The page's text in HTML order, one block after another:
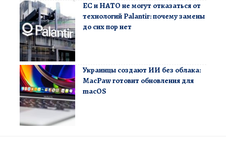
ЕС и НАТО не могут отказаться от
технологий Palantir: почему замены
до сих пор нет
Украинцы создают ИИ без облака:
MacPaw готовит обновления для
macOS